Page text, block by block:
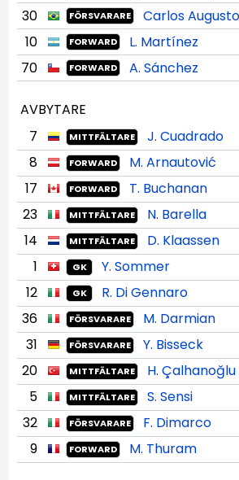
30 FÖRSVARARE
Carlos Augusto
10
FORWARD
L. Martínez
70
FORWARD A. Sánchez
AVBYTARE
7
MITTFÄLTARE J. Cuadrado
8 FORWARD M. Arnautović
17 FORWARD T. Buchanan
23 MITTFÄLTARE N. Barella
14 MITTFÄLTARE D. Klaassen
1 GK
Y. Sommer
12
GK
R. Di Gennaro
36
FÖRSVARARE
M. Darmian
31
FÖRSVARARE
Y. Bisseck
20
MITTFÄLTARE
H. Çalhanoğlu
5
MITTFÄLTARE
S. Sensi
32
FÖRSVARARE
F. Dimarco
9
FORWARD M. Thuram